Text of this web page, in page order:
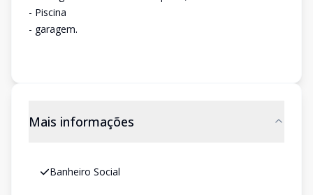
- Piscina
- garagem.
Mais informações
Banheiro Social